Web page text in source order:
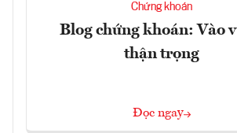
Chứng khoán
Blog chứng khoán: Vào
thận trọng
Đọc ngay